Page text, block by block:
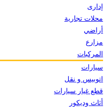
إدارى
محلات تجارية
أراضي
مزارع
المركبات
سيارات
اتوبيس و نقل
قطع غيار سيارات
أثاث وديكور